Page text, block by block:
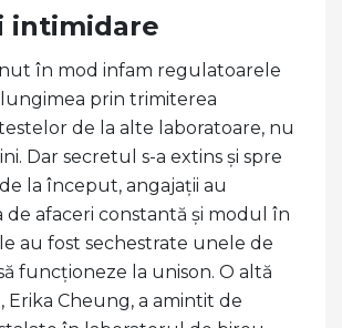
intimidare
în mod infam regulatoarele
prin trimiterea
de la alte laboratoare, nu
Dar secretul s-a extins și spre
la început, angajații au
de afaceri constantă și modul în
au fost sechestrate unele de
funcționeze la unison. O altă
Erika Cheung, a amintit de